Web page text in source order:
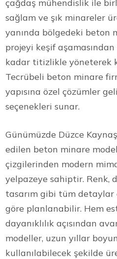
çağdaş mühendislik ile
sağlam ve şık minareler
yanında bölgedeki beton
projeyi keşif
kadar titizlikle yöneterek
Tecrübeli beton minare
yapısına özel çözümler
seçenekleri sunar.
Günümüzde Düzce
edilen beton minare
çizgilerinden modern
yelpazeye sahiptir. Renk,
tasarım gibi tüm
göre planlanabilir. Hem
dayanıklılık açısından
modeller, uzun yıllar
kullanılabilecek şekilde